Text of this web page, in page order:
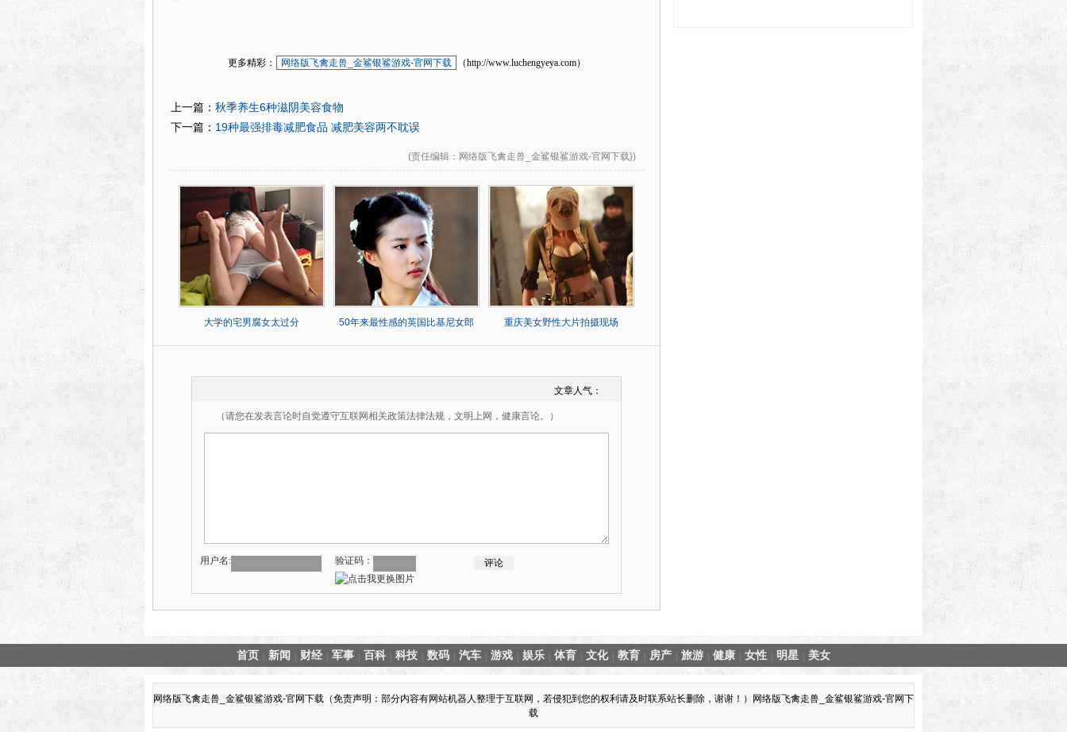
更多精彩： 网络版飞禽走兽_金鲨银鲨游戏-官网下载 （http://www.luchengyeya.com）
上一篇： 秋季养生6种滋阴美容食物
下一篇： 19种最强排毒减肥食品 减肥美容两不耽误
(责任编辑 ：网络版飞禽走兽_金鲨银鲨游戏-官网下载})
大学的宅男腐女太过分 50年来最性感的英国比基尼女郎 重庆美女野性大片拍摄现场
文章人气：
（请您在发表言论时自觉遵守互联网相关政策法律法规，文明上网，健康言论。）
用户名: 验证码：
首页 新闻 财经 军事 百科 科技 数码 汽车 游戏 娱乐 体育 文化 教育 房产 旅游 健康 女性 明星 美女
网络版飞禽走兽_金鲨银鲨游戏-官网下载（免责声明：部分内容有网站机器人整理于互联网，若侵犯到您的权利请及时联系站长删除，谢谢！）网络版飞禽走兽_金鲨银鲨游戏-官网下
载